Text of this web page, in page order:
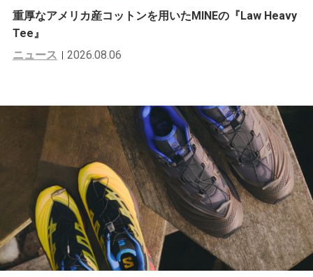
重厚なアメリカ産コットンを用いたMINEの『Law Heavy
Tee』
ニュース
2026.08.06